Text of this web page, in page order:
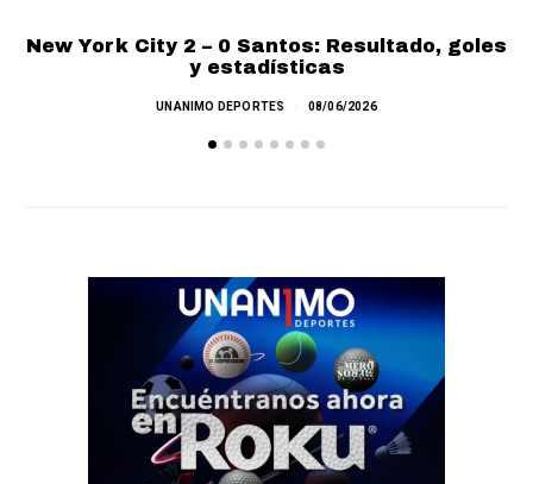
New York City 2 – 0 Santos: Resultado, goles
y estadísticas
UNANIMO DEPORTES 08/06/2026